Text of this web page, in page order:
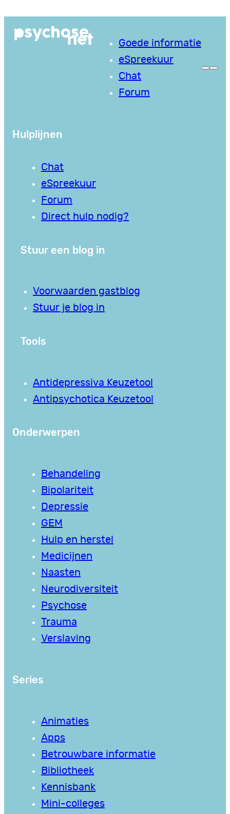
naar
Goede informatie
eSpreekuur
Chat
Forum
Hulplijnen
Chat
eSpreekuur
Forum
Direct hulp nodig?
Stuur een blog in
Voorwaarden gastblog
Stuur je blog in
Tools
Antidepressiva Keuzetool
Antipsychotica Keuzetool
Onderwerpen
Behandeling
Bipolariteit
Depressie
GEM
Hulp en herstel
Medicijnen
Naasten
Neurodiversiteit
Psychose
Trauma
Verslaving
Series
Animaties
Apps
Betrouwbare informatie
Bibliotheek
Kennisbank
Mini-colleges